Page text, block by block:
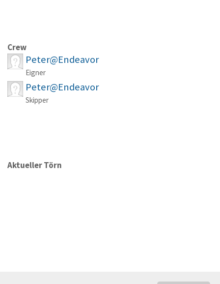
Crew
Peter@Endeavor
Eigner
Peter@Endeavor
Skipper
Aktueller Törn